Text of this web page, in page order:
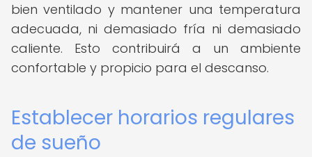
bien ventilado y mantener una temperatura
adecuada, ni demasiado fría ni demasiado
caliente. Esto contribuirá a un ambiente
confortable y propicio para el descanso.
Establecer horarios regulares
de sueño